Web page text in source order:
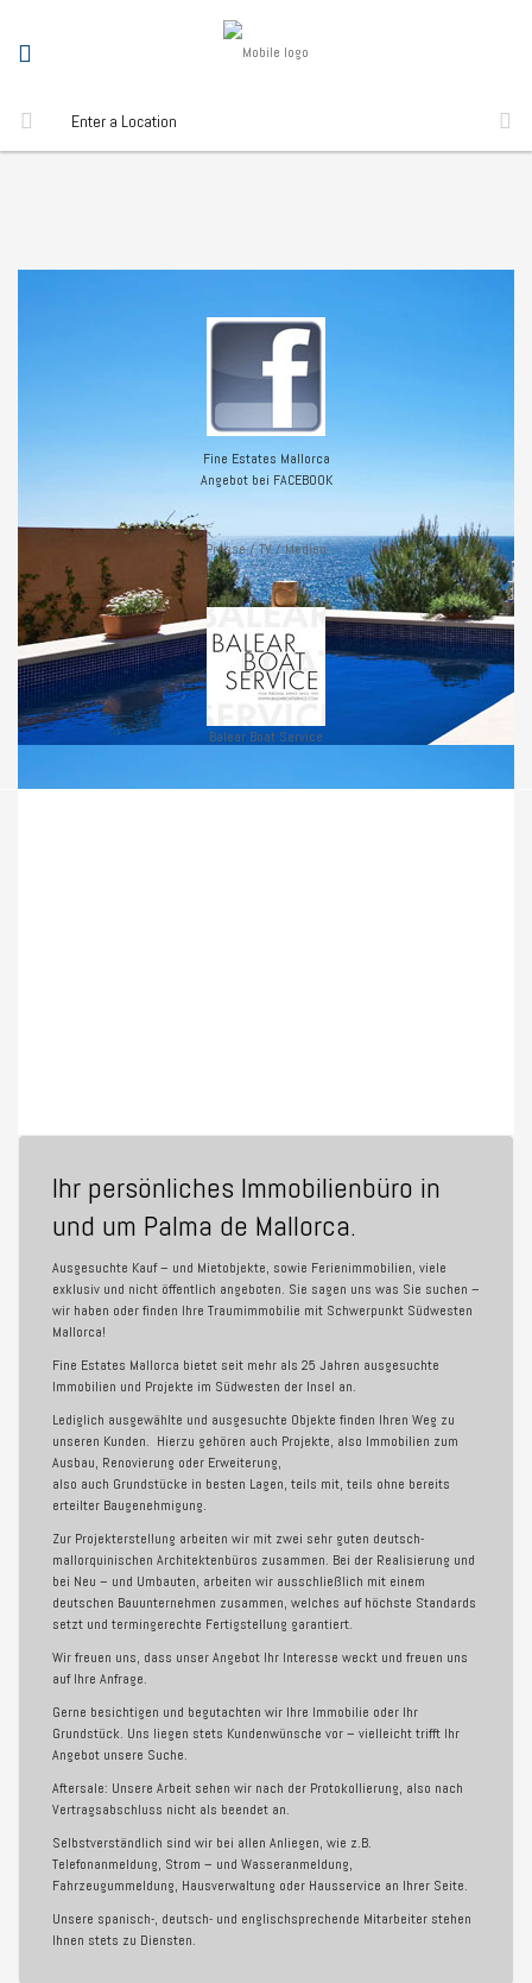
Fine Estates Mallorca
Angebot bei FACEBOOK
Presse / TV / Medien
Balear Boat Service
Ihr persönliches Immobilienbüro in
und um Palma de Mallorca.
Ausgesuchte Kauf – und Mietobjekte, sowie Ferienimmobilien, viele
exklusiv und nicht öffentlich angeboten. Sie sagen uns was Sie suchen –
wir haben oder finden Ihre Traumimmobilie mit Schwerpunkt Südwesten
Mallorca!
Fine Estates Mallorca bietet seit mehr als 25 Jahren ausgesuchte
Immobilien und Projekte im Südwesten der Insel an.
Lediglich ausgewählte und ausgesuchte Objekte finden Ihren Weg zu
unseren Kunden. Hierzu gehören auch Projekte, also Immobilien zum
Ausbau, Renovierung oder Erweiterung,
also auch Grundstücke in besten Lagen, teils mit, teils ohne bereits
erteilter Baugenehmigung.
Zur Projekterstellung arbeiten wir mit zwei sehr guten deutsch-
mallorquinischen Architektenbüros zusammen. Bei der Realisierung und
bei Neu – und Umbauten, arbeiten wir ausschließlich mit einem
deutschen Bauunternehmen zusammen, welches auf höchste Standards
setzt und termingerechte Fertigstellung garantiert.
Wir freuen uns, dass unser Angebot Ihr Interesse weckt und freuen uns
auf Ihre Anfrage.
Gerne besichtigen und begutachten wir Ihre Immobilie oder Ihr
Grundstück. Uns liegen stets Kundenwünsche vor – vielleicht trifft Ihr
Angebot unsere Suche.
Aftersale: Unsere Arbeit sehen wir nach der Protokollierung, also nach
Vertragsabschluss nicht als beendet an.
Selbstverständlich sind wir bei allen Anliegen, wie z.B.
Telefonanmeldung, Strom – und Wasseranmeldung,
Fahrzeugummeldung, Hausverwaltung oder Hausservice an Ihrer Seite.
Unsere spanisch-, deutsch- und englischsprechende Mitarbeiter stehen
Ihnen stets zu Diensten.